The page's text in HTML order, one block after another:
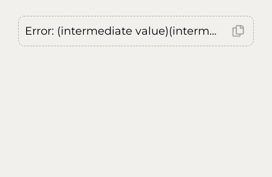
Error: (intermediate value)(intermediate value)(intermediate value).replaceAll is not a function